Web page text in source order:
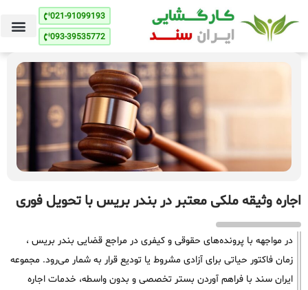
021-91099193
093-39535772
اجاره وثیقه ملکی معتبر در بندر بریس با تحویل فوری
در مواجهه با پرونده‌های حقوقی و کیفری در مراجع قضایی بندر بریس ،
زمان فاکتور حیاتی برای آزادی مشروط یا تودیع قرار به شمار می‌رود. مجموعه
ایران سند با فراهم آوردن بستر تخصصی و بدون واسطه، خدمات اجاره